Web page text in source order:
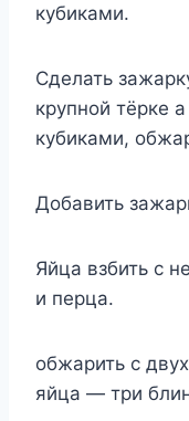
кубиками.
Сделать
крупной тёрке
кубиками,
Добавить
Яйца взбить с
и перца.
обжарить с
яйца — три